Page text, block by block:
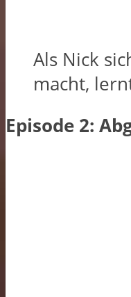
Als Nick
macht,
Episode 2: